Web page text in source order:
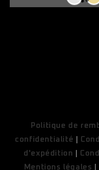
Politique de
confidentialité
d'expédition
Mentions légales